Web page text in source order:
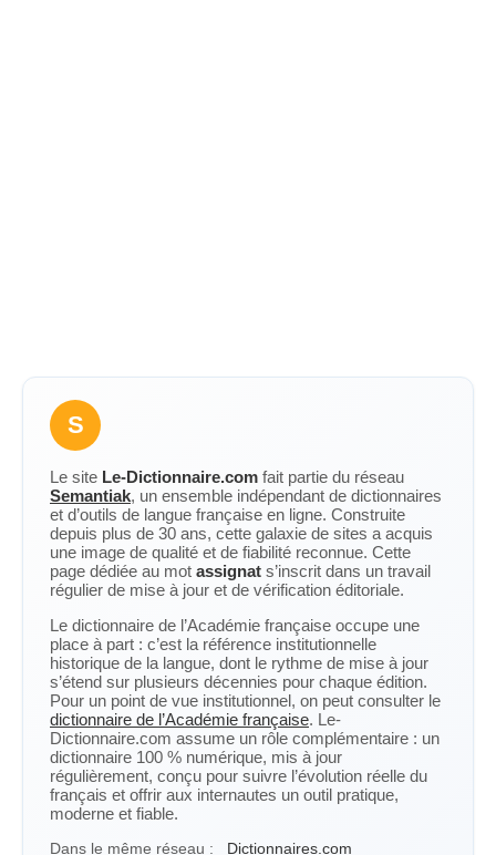
S
Le site Le-Dictionnaire.com fait partie du réseau
Semantiak, un ensemble indépendant de dictionnaires
et d’outils de langue française en ligne. Construite
depuis plus de 30 ans, cette galaxie de sites a acquis
une image de qualité et de fiabilité reconnue. Cette
page dédiée au mot assignat s’inscrit dans un travail
régulier de mise à jour et de vérification éditoriale.
Le dictionnaire de l’Académie française occupe une
place à part : c’est la référence institutionnelle
historique de la langue, dont le rythme de mise à jour
s’étend sur plusieurs décennies pour chaque édition.
Pour un point de vue institutionnel, on peut consulter le
dictionnaire de l’Académie française. Le-
Dictionnaire.com assume un rôle complémentaire : un
dictionnaire 100 % numérique, mis à jour
régulièrement, conçu pour suivre l’évolution réelle du
français et offrir aux internautes un outil pratique,
moderne et fiable.
Dans le même réseau : Dictionnaires.com